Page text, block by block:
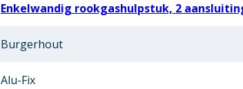
Enkelwandig rookgashulpstuk, 2
Burgerhout
Alu-Fix